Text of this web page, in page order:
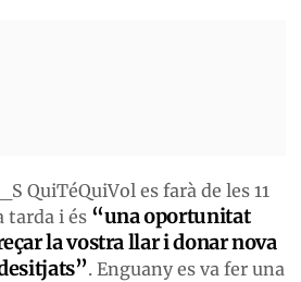
QuiTéQuiVol es farà de les 11
tarda i és “una oportunitat
la vostra llar i donar nova
. Enguany es va fer una